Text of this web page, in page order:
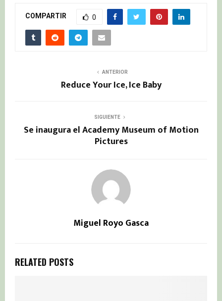
COMPARTIR 0
ANTERIOR
Reduce Your Ice, Ice Baby
SIGUIENTE
Se inaugura el Academy Museum of Motion
Pictures
Miguel Royo Gasca
RELATED POSTS